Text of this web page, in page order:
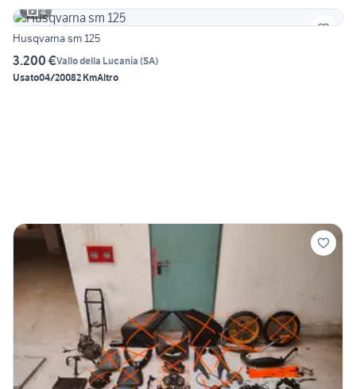
4
Husqvarna sm 125
3.200 €Vallo della Lucania (SA)
Usato04/20082 KmAltro